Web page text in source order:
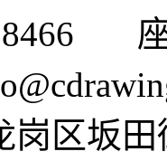
座
岗区坂